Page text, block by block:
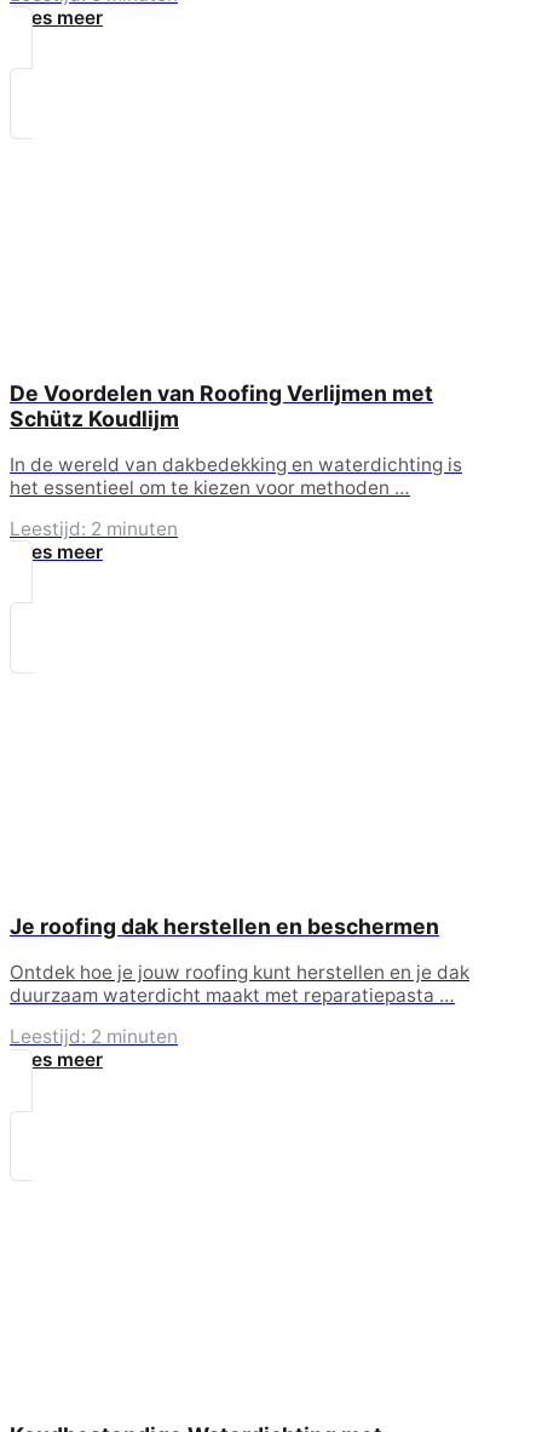
Lees meer
De Voordelen van Roofing Verlijmen met
Schütz Koudlijm
In de wereld van dakbedekking en waterdichting is
het essentieel om te kiezen voor methoden …
Leestijd: 2 minuten
Lees meer
Je roofing dak herstellen en beschermen
Ontdek hoe je jouw roofing kunt herstellen en je dak
duurzaam waterdicht maakt met reparatiepasta …
Leestijd: 2 minuten
Lees meer